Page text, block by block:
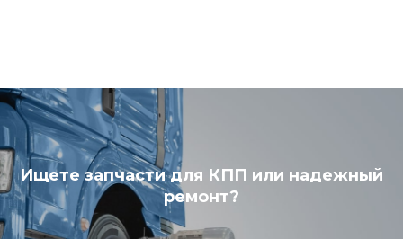
Ищете запчасти для КПП или надежный
ремонт?